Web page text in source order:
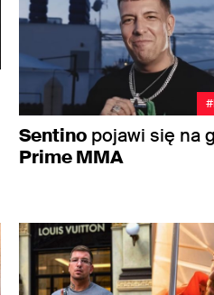
Sentino pojawi się na
Prime MMA